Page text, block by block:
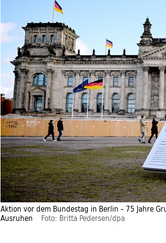
Aktion vor dem Bundestag in Berlin – 75 Jahre
Ausruhen Foto: Britta Pedersen/dpa